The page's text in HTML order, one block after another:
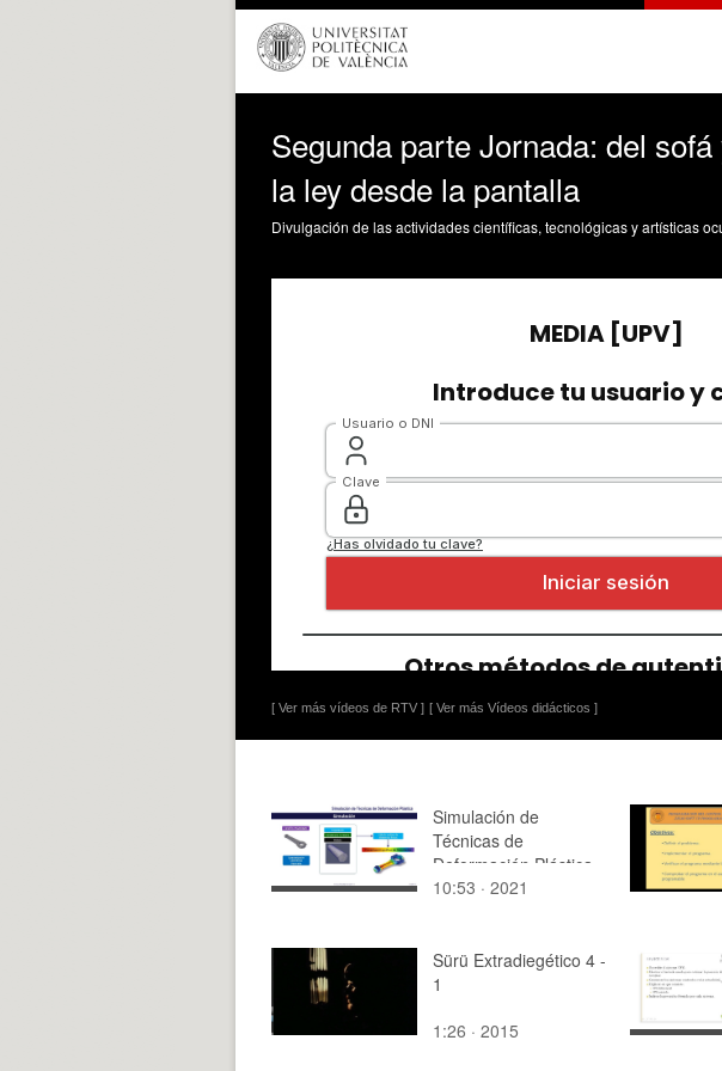
Segunda parte Jornada: del
la ley desde la pantalla
Divulgación de las actividades científicas, tecnológicas y artísticas
[ Ver más vídeos de RTV ] [ Ver más Vídeos didácticos ]
Simulación de
Técnicas de
Deformación Plástica
10:53 · 2021
Sürü Extradiegético 4 -
1
1:26 · 2015